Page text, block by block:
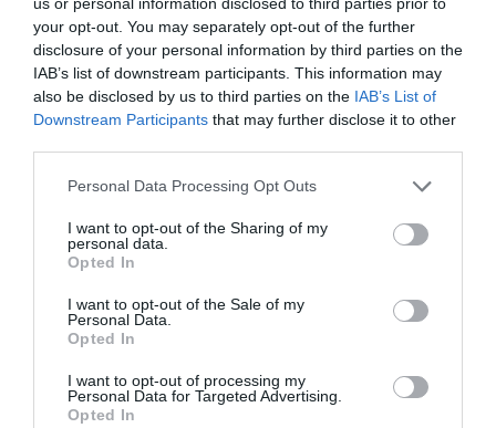
your opt-out. You may separately opt-out of the further
disclosure of your personal information by third parties on the
IAB’s list of downstream participants. This information may
also be disclosed by us to third parties on the IAB’s List of
Downstream Participants that may further disclose it to other
Personal Data Processing Opt Outs
I want to opt-out of the Sharing of my
personal data.
Opted In
I want to opt-out of the Sale of my
Personal Data.
Opted In
I want to opt-out of processing my
Personal Data for Targeted Advertising.
Opted In
ΔΕΊΤΕ ΕΠΊΣΗΣ...
SUBSCRIBE
ΕΠΙΛΕΓΟΝΤΑΣ ΑΥΤΟ ΤΟ ΠΛΑΙΣΙΟ, ΕΠΙΒΕΒΑΙΩΝΕΤΕ ΟΤΙ ΕΧΕΤΕ
ΔΙΑΒΑΣΕΙ ΚΑΙ ΑΠΟΔΕΧΕΣΤΕ ΤΟΥΣ ΟΡΟΥΣ ΧΡΗΣΗΣ ΜΑΣ ΣΧΕΤΙΚΑ ΜΕ
ΑΥΤΗΣ ΤΗΣ ΦΟΡΜΑΣ.
ΚΟΙΝΟΒΟΥΛΊΟΥ {ΓΕΝΙΚΌΣ ΚΑΝΟΝΙΣΜΌΣ ΠΡΟΣΤΑΣΊΑΣ ΠΡΟΣΩΠΙΚΏΝ
29/8/2019, ΑΠΑΙΤΕΊΤΑΙ Η ΣΥΓΚΑΤΆΘΕΣΉ ΣΑΣ ΓΙΑ ΝΑ ΜΕΤΈΧΕΤΕ
ΣΤΗΝ ΕΠΙΚΟΙΝΩΝΊΑ ΜΕ ΤΗΝ ΠΑΡΟΎΣΑ ΔΙΕΎΘΥΝΣΗ ΗΛΕΚΤΡΟΝΙΚΟΎ
ΤΑΧΥΔΡΟΜΕΊΟΥ Ή ΤΟ ΚΙΝΗΤΌ ΣΑΣ ΤΗΛΈΦΩΝΟ. ΣΕ ΠΕΡΊΠΤΩΣΗ ΠΟΥ Δ
ΗΝ ΠΑΡΟΎΣΑ ΗΛΕΚΤΡΟΝΙΚΉ ΔΙΕΎΘΥΝΣΗ Ή/ΚΑΙ ΔΕΝ ΕΠΙΘΥΜΕΊΤΕ ΝΑ ΤΗ
ΡΟΎΜΕ ΑΡΧΕΊΟ ΤΗΣ ΔΙΕΎΘΥΝΣΗΣ ΗΛΕΚΤΡΟΝΙΚΟΎ ΤΑ
ΧΥΔΡΟΜΕΊΟΥ Ή ΚΑΙ ΤΟΥ ΑΡΙΘΜΟΎ ΤΟΥ ΚΙΝΗΤΟΎ ΣΑΣ ΤΗΛ
ΕΦΏΝΟΥ, ΜΠΟΡΕΊΤΕ ΝΑ ΑΣΚΉΣΕΤΕ ΤΑ ΔΙΚΑΙΏΜΑΤΆ ΣΑΣ ΒΆΣΕΙ ΤΟΥ
ΓΡΑΦΕΊΤΕ ΚΆΝΟΝΤΑΣ ΚΛΙΚ ΣΤΟ LINK ΠΟΥ ΑΚΟΛΟΥΘΕΊ. ΣΑΣ ΕΝΗ
ΜΕΡΏΝΟΥΜΕ ΕΠΊΣΗΣ ΌΤΙ Η ΔΙΕΎΘΥΝΣΗ ΗΛΕΚΤΡΟΝΙΚΟΎ ΣΑΣ ΤΑΧ
ΥΔΡΟΜΕΊΟΥ Ή ΤΟ ΚΙΝΗΤΌ ΣΑΣ ΤΗΛΈΦΩΝΟ, ΠΑΡΑΜΈΝΟΥΝ ΑΠΌΡ